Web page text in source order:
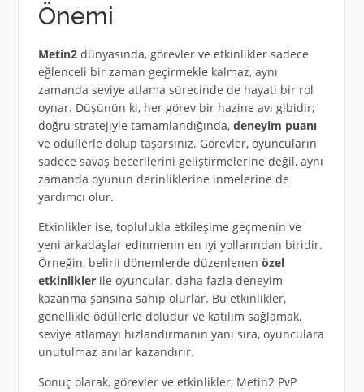
Önemi
Metin2dünyasında, görevler ve etkinlikler sadece
eğlenceli bir zaman geçirmekle kalmaz, aynı
zamanda seviye atlama sürecinde de hayati bir rol
oynar. Düşünün ki, her görev bir hazine avı gibidir;
doğru stratejiyle tamamlandığında, deneyim puanı
ve ödüllerle dolup taşarsınız. Görevler, oyuncuların
sadece savaş becerilerini geliştirmelerine değil, aynı
zamanda oyunun derinliklerine inmelerine de
yardımcı olur.
Etkinlikler ise, toplulukla etkileşime geçmenin ve
yeni arkadaşlar edinmenin en iyi yollarından biridir.
Örneğin, belirli dönemlerde düzenlenen özel
etkinliklerile oyuncular, daha fazla deneyim
kazanma şansına sahip olurlar. Bu etkinlikler,
genellikle ödüllerle doludur ve katılım sağlamak,
seviye atlamayı hızlandırmanın yanı sıra, oyunculara
unutulmaz anılar kazandırır.
Sonuç olarak, görevler ve etkinlikler, Metin2 PvP